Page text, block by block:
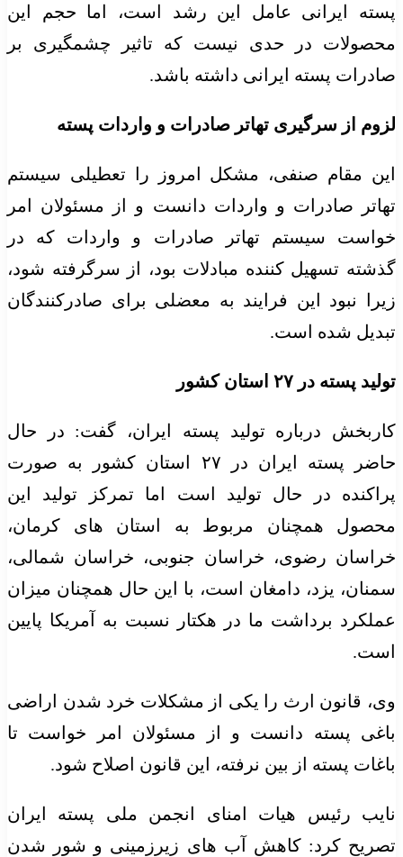
پسته ایرانی عامل این رشد است، اما حجم این
محصولات در حدی نیست که تاثیر چشمگیری بر
صادرات پسته ایرانی داشته باشد.
لزوم از سرگیری تهاتر صادرات و واردات پسته
این مقام صنفی، مشکل امروز را تعطیلی سیستم
تهاتر صادرات و واردات دانست و از مسئولان امر
خواست سیستم تهاتر صادرات و واردات که در
گذشته تسهیل‌ کننده مبادلات بود، از سرگرفته شود،
زیرا نبود این فرایند به معضلی برای صادرکنندگان
تبدیل شده است.
تولید پسته در ۲۷ استان کشور
کاربخش درباره تولید پسته ایران، گفت: در حال
حاضر پسته ایران در ۲۷ استان کشور به صورت
پراکنده در حال تولید است اما تمرکز تولید این
محصول همچنان مربوط به استان های کرمان،
خراسان رضوی، خراسان جنوبی، خراسان شمالی،
سمنان، یزد، دامغان است، با این حال همچنان میزان
عملکرد برداشت ما در هکتار نسبت به آمریکا پایین
است.
وی، قانون ارث را یکی از مشکلات خرد شدن اراضی
باغی پسته دانست و از مسئولان امر خواست تا
باغات پسته از بین نرفته، این قانون اصلاح شود.
نایب رئیس هیات امنای انجمن ملی پسته ایران
تصریح کرد: کاهش آب‌ های زیرزمینی و شور شدن